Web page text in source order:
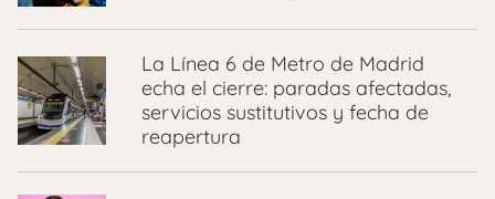
La Línea 6 de Metro de Madrid
echa el cierre: paradas afectadas,
servicios sustitutivos y fecha de
reapertura